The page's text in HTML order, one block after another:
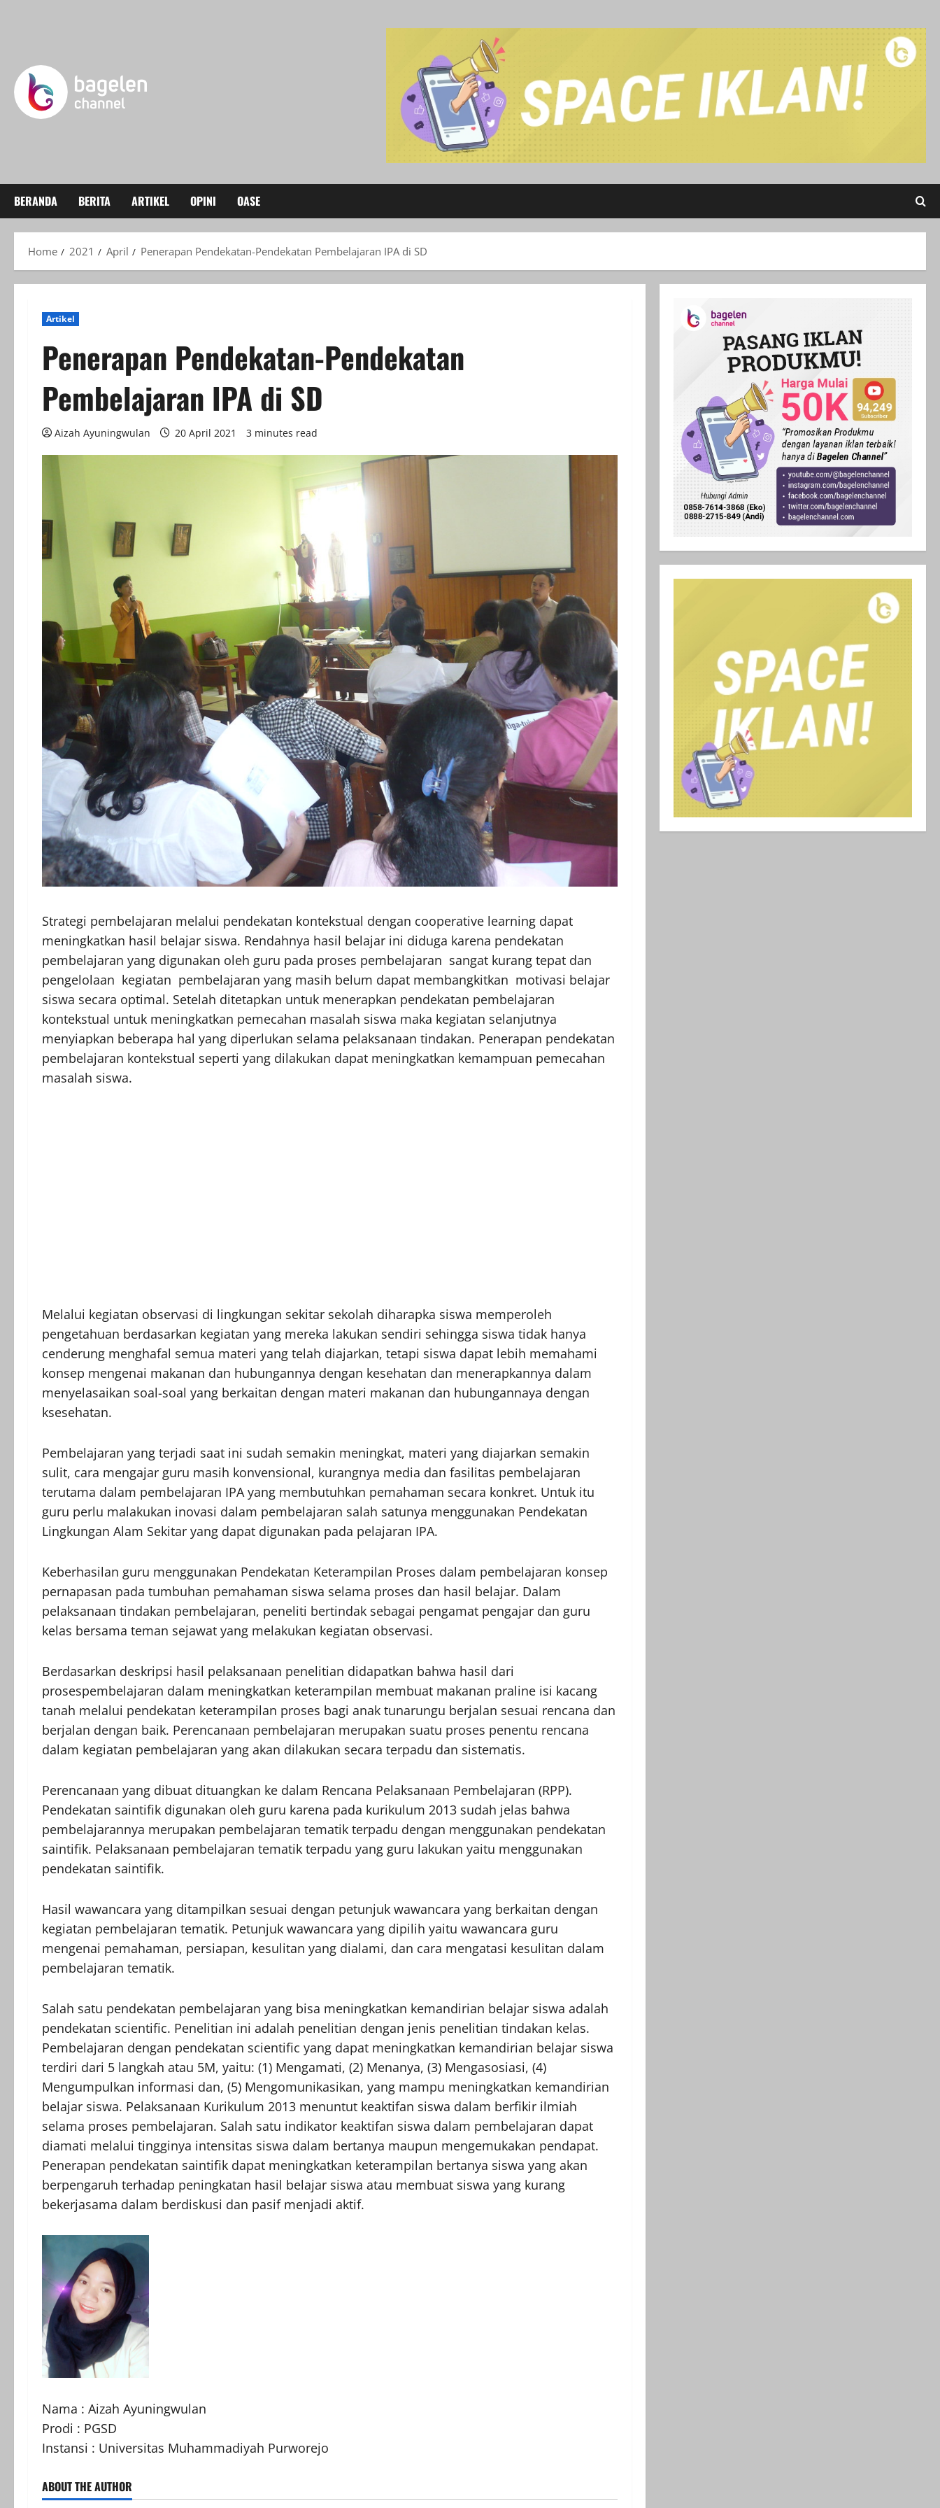
BERANDA BERITA ARTIKEL OPINI OASE
Home 2021 April Penerapan Pendekatan-Pendekatan Pembelajaran IPA di SD
Artikel
Penerapan Pendekatan-Pendekatan
Pembelajaran IPA di SD
Aizah Ayuningwulan 20 April 2021 3 minutes read
Strategi pembelajaran melalui pendekatan kontekstual dengan cooperative learning dapat
meningkatkan hasil belajar siswa. Rendahnya hasil belajar ini diduga karena pendekatan
pembelajaran yang digunakan oleh guru pada proses pembelajaran sangat kurang tepat dan
pengelolaan kegiatan pembelajaran yang masih belum dapat membangkitkan motivasi belajar
siswa secara optimal. Setelah ditetapkan untuk menerapkan pendekatan pembelajaran
kontekstual untuk meningkatkan pemecahan masalah siswa maka kegiatan selanjutnya
menyiapkan beberapa hal yang diperlukan selama pelaksanaan tindakan. Penerapan pendekatan
pembelajaran kontekstual seperti yang dilakukan dapat meningkatkan kemampuan pemecahan
masalah siswa.
Melalui kegiatan observasi di lingkungan sekitar sekolah diharapka siswa memperoleh
pengetahuan berdasarkan kegiatan yang mereka lakukan sendiri sehingga siswa tidak hanya
cenderung menghafal semua materi yang telah diajarkan, tetapi siswa dapat lebih memahami
konsep mengenai makanan dan hubungannya dengan kesehatan dan menerapkannya dalam
menyelasaikan soal-soal yang berkaitan dengan materi makanan dan hubungannaya dengan
ksesehatan.
Pembelajaran yang terjadi saat ini sudah semakin meningkat, materi yang diajarkan semakin
sulit, cara mengajar guru masih konvensional, kurangnya media dan fasilitas pembelajaran
terutama dalam pembelajaran IPA yang membutuhkan pemahaman secara konkret. Untuk itu
guru perlu malakukan inovasi dalam pembelajaran salah satunya menggunakan Pendekatan
Lingkungan Alam Sekitar yang dapat digunakan pada pelajaran IPA.
Keberhasilan guru menggunakan Pendekatan Keterampilan Proses dalam pembelajaran konsep
pernapasan pada tumbuhan pemahaman siswa selama proses dan hasil belajar. Dalam
pelaksanaan tindakan pembelajaran, peneliti bertindak sebagai pengamat pengajar dan guru
kelas bersama teman sejawat yang melakukan kegiatan observasi.
Berdasarkan deskripsi hasil pelaksanaan penelitian didapatkan bahwa hasil dari
prosespembelajaran dalam meningkatkan keterampilan membuat makanan praline isi kacang
tanah melalui pendekatan keterampilan proses bagi anak tunarungu berjalan sesuai rencana dan
berjalan dengan baik. Perencanaan pembelajaran merupakan suatu proses penentu rencana
dalam kegiatan pembelajaran yang akan dilakukan secara terpadu dan sistematis.
Perencanaan yang dibuat dituangkan ke dalam Rencana Pelaksanaan Pembelajaran (RPP).
Pendekatan saintifik digunakan oleh guru karena pada kurikulum 2013 sudah jelas bahwa
pembelajarannya merupakan pembelajaran tematik terpadu dengan menggunakan pendekatan
saintifik. Pelaksanaan pembelajaran tematik terpadu yang guru lakukan yaitu menggunakan
pendekatan saintifik.
Hasil wawancara yang ditampilkan sesuai dengan petunjuk wawancara yang berkaitan dengan
kegiatan pembelajaran tematik. Petunjuk wawancara yang dipilih yaitu wawancara guru
mengenai pemahaman, persiapan, kesulitan yang dialami, dan cara mengatasi kesulitan dalam
pembelajaran tematik.
Salah satu pendekatan pembelajaran yang bisa meningkatkan kemandirian belajar siswa adalah
pendekatan scientific. Penelitian ini adalah penelitian dengan jenis penelitian tindakan kelas.
Pembelajaran dengan pendekatan scientific yang dapat meningkatkan kemandirian belajar siswa
terdiri dari 5 langkah atau 5M, yaitu: (1) Mengamati, (2) Menanya, (3) Mengasosiasi, (4)
Mengumpulkan informasi dan, (5) Mengomunikasikan, yang mampu meningkatkan kemandirian
belajar siswa. Pelaksanaan Kurikulum 2013 menuntut keaktifan siswa dalam berfikir ilmiah
selama proses pembelajaran. Salah satu indikator keaktifan siswa dalam pembelajaran dapat
diamati melalui tingginya intensitas siswa dalam bertanya maupun mengemukakan pendapat.
Penerapan pendekatan saintifik dapat meningkatkan keterampilan bertanya siswa yang akan
berpengaruh terhadap peningkatan hasil belajar siswa atau membuat siswa yang kurang
bekerjasama dalam berdiskusi dan pasif menjadi aktif.
Nama : Aizah Ayuningwulan
Prodi : PGSD
Instansi : Universitas Muhammadiyah Purworejo
ABOUT THE AUTHOR